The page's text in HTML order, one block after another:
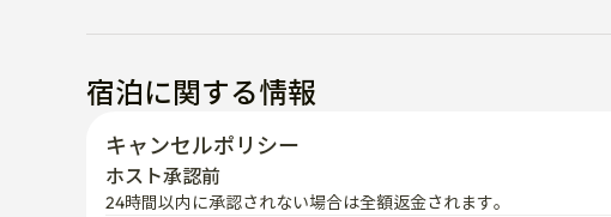
宿泊に関する情報
キャンセルポリシー
ホスト承認前
24時間以内に承認されない場合は全額返金されます。